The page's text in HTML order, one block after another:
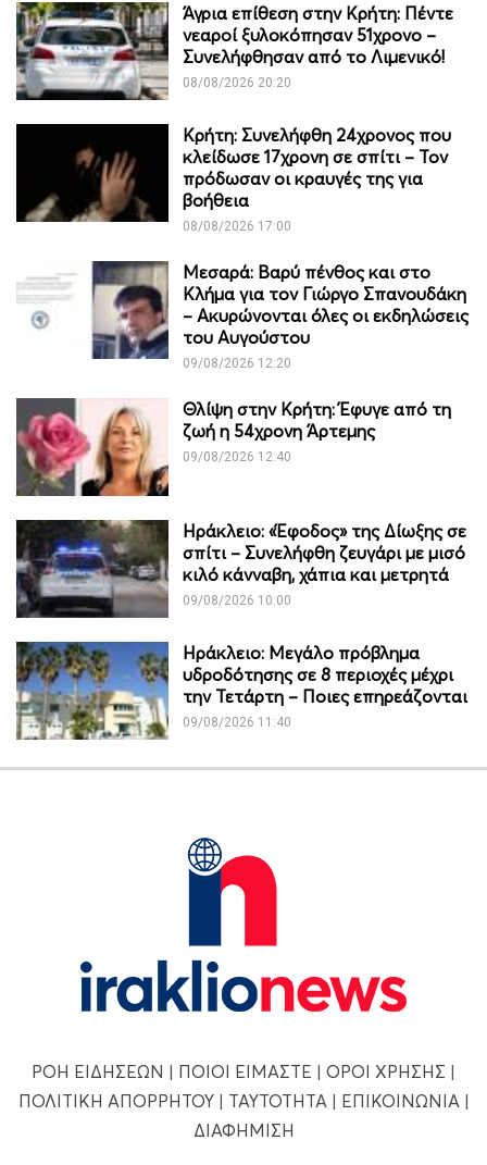
Άγρια επίθεση στην Κρήτη: Πέντε
νεαροί ξυλοκόπησαν 51χρονο –
Συνελήφθησαν από το Λιμενικό!
08/08/2026 20:20
Κρήτη: Συνελήφθη 24χρονος που
κλείδωσε 17χρονη σε σπίτι – Τον
πρόδωσαν οι κραυγές της για
βοήθεια
08/08/2026 17:00
Μεσαρά: Βαρύ πένθος και στο
Κλήμα για τον Γιώργο Σπανουδάκη
– Ακυρώνονται όλες οι εκδηλώσεις
του Αυγούστου
09/08/2026 12:20
Θλίψη στην Κρήτη: Έφυγε από τη
ζωή η 54χρονη Άρτεμης
09/08/2026 12:40
Ηράκλειο: «Έφοδος» της Δίωξης σε
σπίτι – Συνελήφθη ζευγάρι με μισό
κιλό κάνναβη, χάπια και μετρητά
09/08/2026 10:00
Ηράκλειο: Μεγάλο πρόβλημα
υδροδότησης σε 8 περιοχές μέχρι
την Τετάρτη – Ποιες επηρεάζονται
09/08/2026 11:40
ΡΟΗ ΕΙΔΗΣΕΩΝ | ΠΟΙΟΙ ΕΙΜΑΣΤΕ | ΟΡΟΙ ΧΡΗΣΗΣ |
ΠΟΛΙΤΙΚΗ ΑΠΟΡΡΗΤΟΥ| ΤΑΥΤΟΤΗΤΑ | ΕΠΙΚΟΙΝΩΝΙΑ |
ΔΙΑΦΗΜΙΣΗ